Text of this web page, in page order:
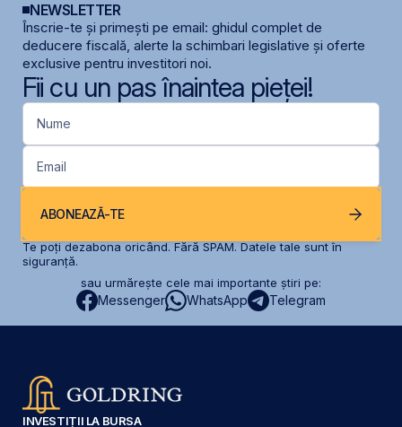
NEWSLETTER
Înscrie-te și primești pe email: ghidul complet de
deducere fiscală, alerte la schimbari legislative și oferte
exclusive pentru investitori noi.
Fii cu un pas înaintea pieței!
Nume
Email
ABONEAZĂ-TE
Te poți dezabona oricând. Fără SPAM. Datele tale sunt în
siguranță.
sau urmărește cele mai importante știri pe:
Messenger WhatsApp Telegram
INVESTIȚII LA BURSA